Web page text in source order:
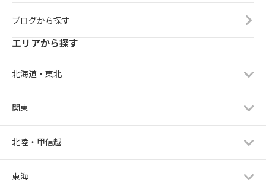
ブログから探す
エリアから探す
北海道・東北
関東
北陸・甲信越
東海